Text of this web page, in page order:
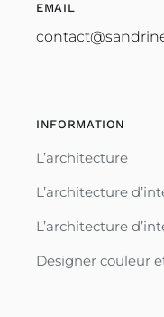
EMAIL
INFORMATION
L’architecture
L’architecture
L’architecture
Designer couleur